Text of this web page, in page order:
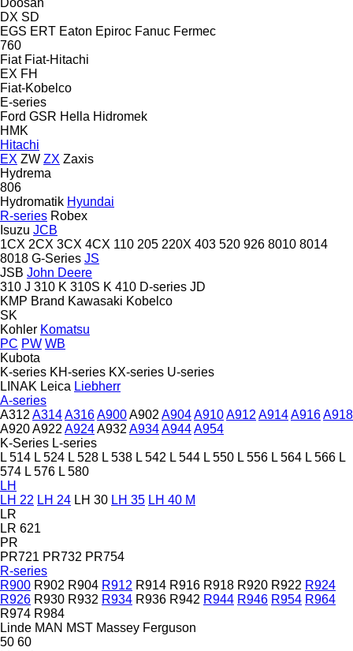
DX SD
EGS ERT Eaton Epiroc Fanuc Fermec
760
Fiat Fiat-Hitachi
EX FH
Fiat-Kobelco
E-series
Ford GSR Hella Hidromek
HMK
Hitachi
EX ZW ZX Zaxis
Hydrema
806
Hydromatik Hyundai
R-series Robex
Isuzu JCB
1CX 2CX 3CX 4CX 110 205 220X 403 520 926 8010 8014
8018 G-Series JS
JSB John Deere
310 J 310 K 310S K 410 D-series JD
KMP Brand Kawasaki Kobelco
SK
Kohler Komatsu
PC PW WB
Kubota
K-series KH-series KX-series U-series
LINAK Leica Liebherr
A-series
A312 A314A316A900A902 A904A910A912 A914A916A918
A920A922 A924A932 A934A944A954
K-Series L-series
L 514 L 524 L 528 L 538 L 542 L 544 L 550 L 556 L 564 L 566 L
574 L 576 L 580
LH
LH 22 LH 24 LH 30 LH 35 LH 40 M
LR
LR 621
PR
PR721 PR732 PR754
R-series
R900 R902 R904 R912 R914 R916 R918 R920 R922 R924
R926 R930 R932 R934 R936 R942 R944 R946 R954 R964
R974 R984
Linde MAN MST Massey Ferguson
50 60